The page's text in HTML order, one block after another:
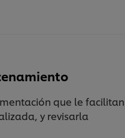
que le facilitan
y revisarla